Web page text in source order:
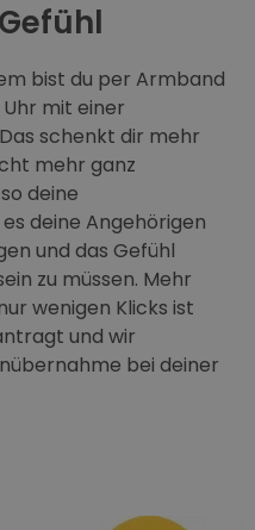
bist du per Armband
mit einer
schenkt dir mehr
mehr ganz
deine
deine Angehörigen
und das Gefühl
zu müssen. Mehr
wenigen Klicks ist
und wir
bei deiner